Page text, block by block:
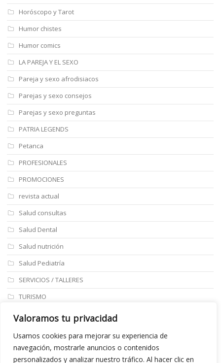
Valoramos tu privacidad
Usamos cookies para mejorar su experiencia de
navegación, mostrarle anuncios o contenidos
personalizados y analizar nuestro tráfico. Al hacer clic en
Horóscopo y Tarot
Humor chistes
Humor comics
LA PAREJA Y EL SEXO
Pareja y sexo afrodisiacos
Parejas y sexo consejos
Parejas y sexo preguntas
PATRIA LEGENDS
Petanca
PROFESIONALES
PROMOCIONES
revista actual
Salud consultas
Salud Dental
Salud nutrición
Salud Pediatría
SERVICIOS / TALLERES
TURISMO
ULTIMAS NOTICIAS
Aviso legal